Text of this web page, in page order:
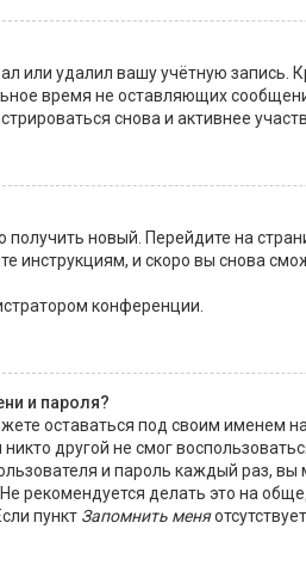
или удалил вашу учётную запись.
время не оставляющих
снова и активнее
получить новый. Перейдите на
инструкциям, и скоро вы снова
конференции.
и пароля?
оставаться под своим именем
другой не смог
и пароль каждый раз, вы
рекомендуется делать это на
пункт Запомнить меня